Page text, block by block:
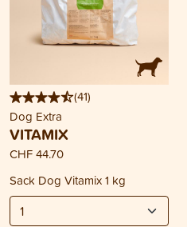
(41)
Dog Extra
VITAMIX
CHF 44.70
Sack Dog Vitamix 1 kg